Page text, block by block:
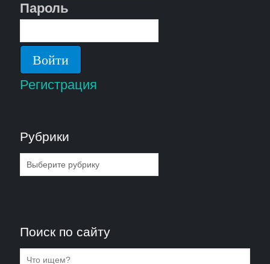
Пароль
Регистрация
Рубрики
Рубрики
Поиск по сайту